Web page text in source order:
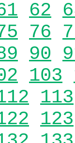
62
76
90
103
113
123